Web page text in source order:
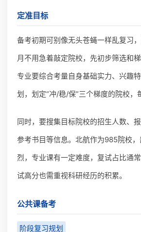
定准目标
备考初期可别像无头苍蝇一样乱复习
月不用急着敲定院校，先初步筛选和
专业要综合考量自身基础实力、兴趣
划，划定“冲/稳/保”三个梯度的院校，
同时，要搜集目标院校的招生人数、报
参考书目等信息。北航作为985院校
烈，专业课有一定难度，复试占比通
试高分也需重视科研经历的积累。
公共课备考
阶段复习规划